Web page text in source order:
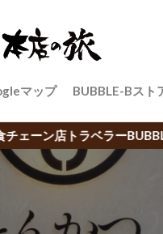
マップ BUBBLE-Bスト
Bによる日本中のご当地